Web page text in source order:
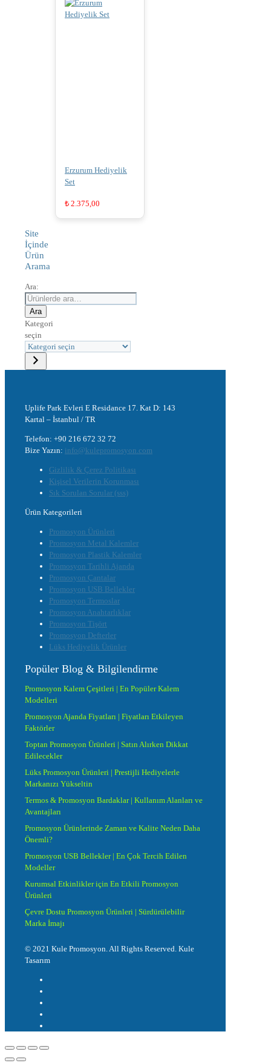
Erzurum Hediyelik
Set
₺ 2.375,00
Site
İçinde
Ürün
Arama
Ara:
Ara
Kategori
seçin
Uplife Park Evleri E Residance 17. Kat D: 143
Kartal – İstanbul / TR
Telefon: +90 216 672 32 72
Bize Yazın: info@kulepromosyon.com
Gizlilik & Çerez Politikası
Kişisel Verilerin Korunması
Sık Sorulan Sorular (sss)
Ürün Kategorileri
Promosyon Ürünleri
Promosyon Metal Kalemler
Promosyon Plastik Kalemler
Promosyon Tarihli Ajanda
Promosyon Çantalar
Promosyon USB Bellekler
Promosyon Termoslar
Promosyon Anahtarlıklar
Promosyon Tişört
Promosyon Defterler
Lüks Hediyelik Ürünler
Popüler Blog & Bilgilendirme
Promosyon Kalem Çeşitleri | En Popüler Kalem
Modelleri
Promosyon Ajanda Fiyatları | Fiyatları Etkileyen
Faktörler
Toptan Promosyon Ürünleri | Satın Alırken Dikkat
Edilecekler
Lüks Promosyon Ürünleri | Prestijli Hediyelerle
Markanızı Yükseltin
Termos & Promosyon Bardaklar | Kullanım Alanları ve
Avantajları
Promosyon Ürünlerinde Zaman ve Kalite Neden Daha
Önemli?
Promosyon USB Bellekler | En Çok Tercih Edilen
Modeller
Kurumsal Etkinlikler için En Etkili Promosyon
Ürünleri
Çevre Dostu Promosyon Ürünleri | Sürdürülebilir
Marka İmajı
© 2021 Kule Promosyon. All Rights Reserved. Kule
Tasarım